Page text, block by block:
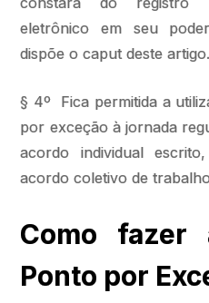
eletrônico em seu
dispõe o caput deste
§ 4º Fica permitida a
por exceção à jornada
acordo individual
acordo coletivo de
Como fazer
Ponto por